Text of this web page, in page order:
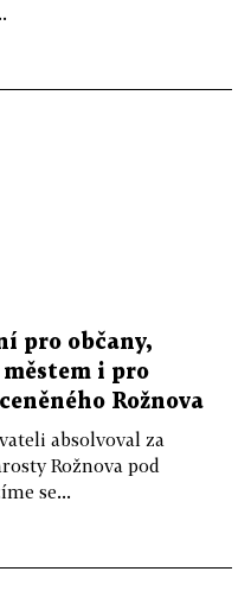
pro občany,
městem i pro
Rožnova
absolvoval za
Rožnova pod
se...